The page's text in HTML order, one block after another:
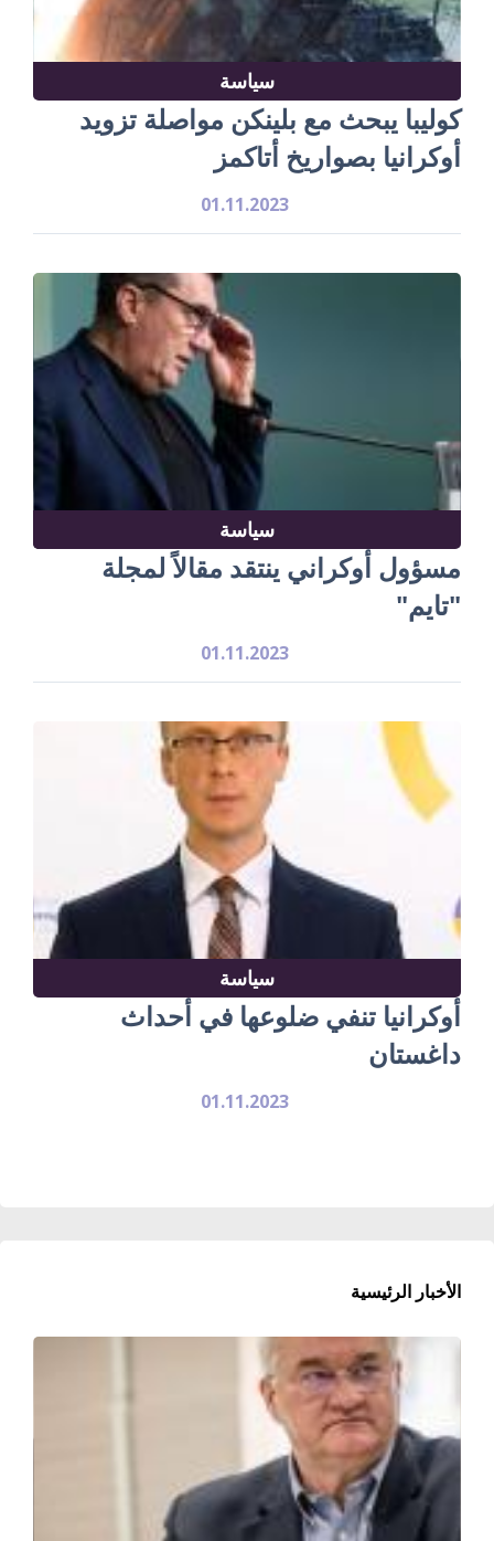
سياسة
كوليبا يبحث مع بلينكن مواصلة تزويد
أوكرانيا بصواريخ أتاكمز
01.11.2023
سياسة
مسؤول أوكراني ينتقد مقالاً لمجلة
"تايم"
01.11.2023
سياسة
أوكرانيا تنفي ضلوعها في أحداث
داغستان
01.11.2023
الأخبار الرئيسية